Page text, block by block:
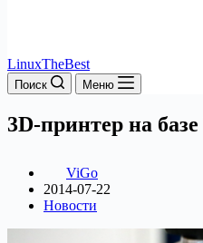
LinuxTheBest
Поиск Меню
3D-принтер на
ViGo
2014-07-22
Новости